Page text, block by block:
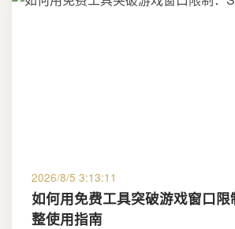
2026/8/5 3:13:11
如何用免费工具突破游戏窗口
整使用指南